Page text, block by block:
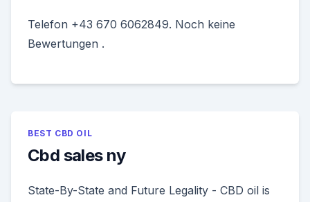
Telefon +43 670 6062849. Noch keine
Bewertungen .
BEST CBD OIL
Cbd sales ny
State-By-State and Future Legality - CBD oil is